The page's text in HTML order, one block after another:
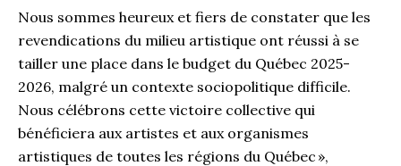
Nous sommes heureux et fiers de constater que les
revendications du milieu artistique ont réussi à se
tailler une place dans le budget du Québec 2025-
2026, malgré un contexte sociopolitique difficile.
Nous célébrons cette victoire collective qui
bénéficiera aux artistes et aux organismes
artistiques de toutes les régions du Québec »,